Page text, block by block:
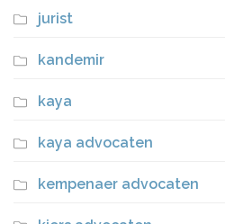
jurist
kandemir
kaya
kaya advocaten
kempenaer advocaten